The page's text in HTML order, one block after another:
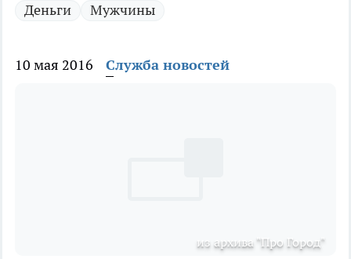
Деньги Мужчины
10 мая 2016 Служба новостей
из архива "Про Город"